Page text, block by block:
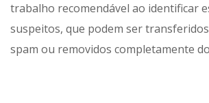
trabalho recomendável ao identificar
suspeitos, que podem ser
spam ou removidos completamente